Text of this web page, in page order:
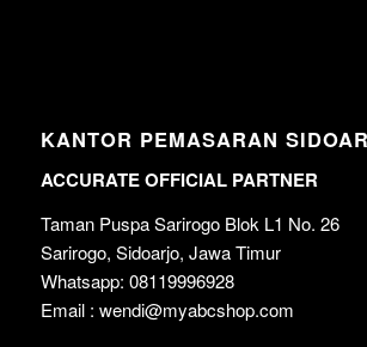
KANTOR PEMASARAN
ACCURATE OFFICIAL PARTNER
Taman Puspa Sarirogo Blok L1 No. 26
Sarirogo, Sidoarjo, Jawa Timur
Whatsapp: 08119996928
Email : wendi@myabcshop.com